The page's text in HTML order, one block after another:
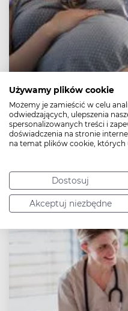
Używamy plików cookie
Możemy je zamieścić w celu
odwiedzających, ulepszenia
spersonalizowanych treści i
doświadczenia na stronie
na temat plików cookie,
Dostosuj
Akceptuj niezbędne
9. miesiąc ciąży
9. miesiąc ciąży obejmuje
Dziecko zbiera tkankę
wyjazdu do szpitala –
chwili.